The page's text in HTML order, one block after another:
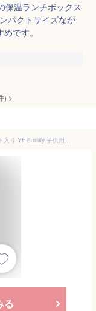
保温ランチボックス
パクトサイズなが
です。
) >
ミッフィー 使い捨て弁当容器 仕切り付き 5セット入り YF-6 miffy 子供用使い捨て弁当箱 うさぎ柄 弁当(お弁当)のテイクアウトに プラスチックのキャラクター 弁当箱(お弁当箱/使い捨て弁当箱/弁当容器/テイクアウト容器) お子様用/子ども用/保育園/幼稚園/園児用
る